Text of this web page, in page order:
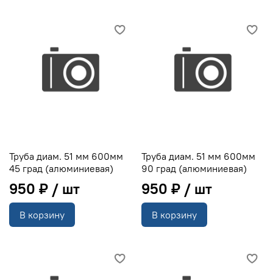
Труба диам. 51 мм 600мм
45 град (алюминиевая)
950 ₽
В корзину
Труба диам. 51 мм 600мм
90 град (алюминиевая)
950 ₽
В корзину